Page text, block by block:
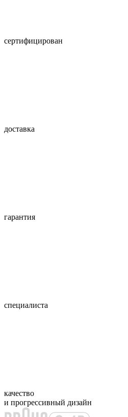
сертифицирован
доставка
гарантия
специалиста
качество
и прогрессивный дизайн